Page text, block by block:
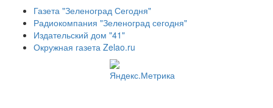
Газета "Зеленоград Сегодня"
Радиокомпания "Зеленоград сегодня"
Издательский дом "41"
Окружная газета Zelao.ru